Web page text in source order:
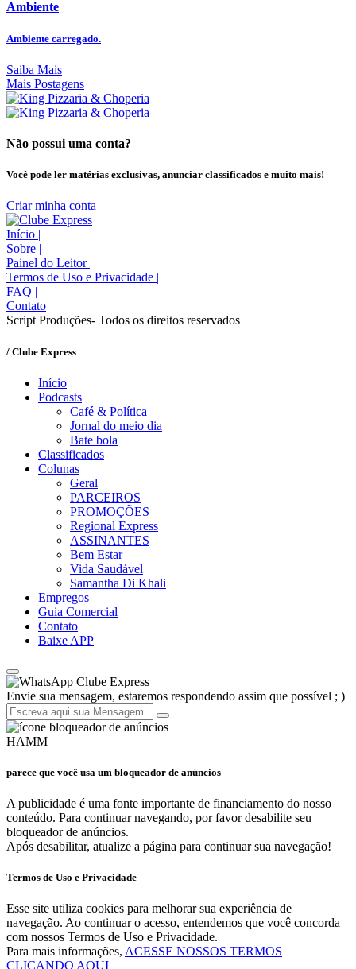
Ambiente
Ambiente carregado.
Saiba Mais
Mais Postagens
Não possui uma conta?
Você pode ler matérias exclusivas, anunciar classificados e muito mais!
Criar minha conta
Início |
Sobre |
Painel do Leitor |
Termos de Uso e Privacidade |
FAQ |
Contato
Script Produções- Todos os direitos reservados
/ Clube Express
Início
Podcasts
Café & Política
Jornal do meio dia
Bate bola
Classificados
Colunas
Geral
PARCEIROS
PROMOÇÕES
Regional Express
ASSINANTES
Bem Estar
Vida Saudável
Samantha Di Khali
Empregos
Guia Comercial
Contato
Baixe APP
Clube Express
Envie sua mensagem, estaremos respondendo assim que possível ; )
HAMM
parece que você usa um bloqueador de anúncios
A publicidade é uma fonte importante de financiamento do nosso
conteúdo. Para continuar navegando, por favor desabilite seu
bloqueador de anúncios.
Após desabilitar, atualize a página para continuar sua navegação!
Termos de Uso e Privacidade
Esse site utiliza cookies para melhorar sua experiência de
navegação. Ao continuar o acesso, entendemos que você concorda
com nossos Termos de Uso e Privacidade.
Para mais informações, ACESSE NOSSOS TERMOS
CLICANDO AQUI